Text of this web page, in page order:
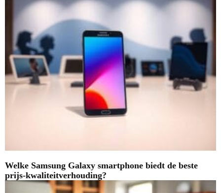
Welke Samsung Galaxy smartphone biedt de beste
prijs-kwaliteitverhouding?